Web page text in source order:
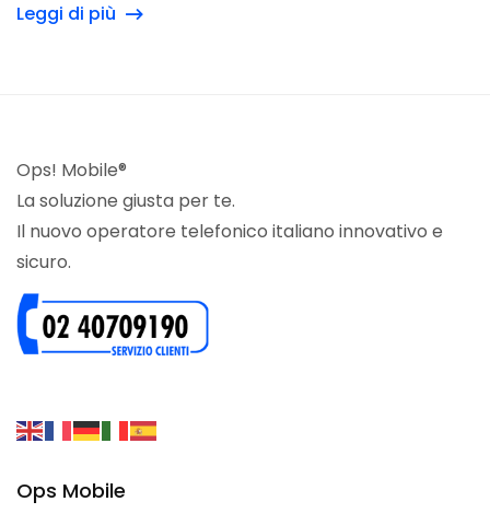
Leggi di più
Ops! Mobile®
La soluzione giusta per te.
Il nuovo operatore telefonico italiano innovativo e
sicuro.
Ops Mobile